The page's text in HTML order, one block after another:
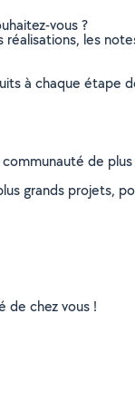
vous ?
réalisations, les
à chaque étape
de
grands projets,
de chez vous !